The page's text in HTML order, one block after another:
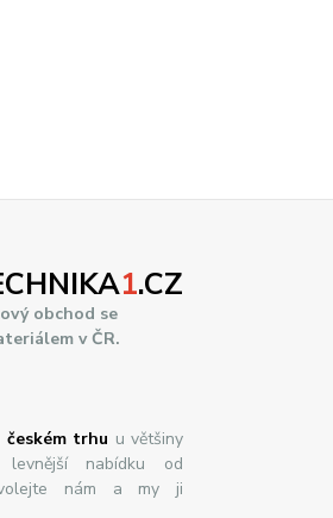
1.CZ
obchod se
v ČR.
českém trhu u většiny
levnější nabídku od
nám a my ji